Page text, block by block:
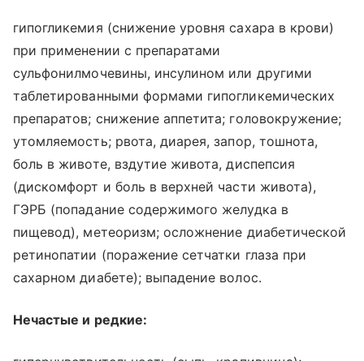
гипогликемия (снижение уровня сахара в крови)
при применении с препаратами
сульфонилмочевины, инсулином или другими
таблетированными формами гипогликемических
препаратов; снижение аппетита; головокружение;
утомляемость; рвота, диарея, запор, тошнота,
боль в животе, вздутие живота, диспепсия
(дискомфорт и боль в верхней части живота),
ГЭРБ (попадание содержимого желудка в
пищевод), метеоризм; осложнение диабетической
ретинопатии (поражение сетчатки глаза при
сахарном диабете); выпадение волос.
Нечастые и редкие: